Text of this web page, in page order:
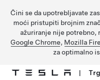
Čini se da upotrebljavate
moći pristupiti brojnim
ažuriranje nije potrebno,
Google Chrome, Mozilla
za optimalno
|